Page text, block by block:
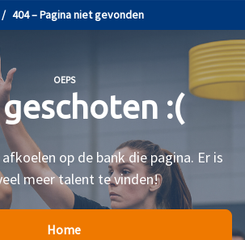
404 – Pagina niet gevonden
OEPS
:(
op de bank die pagina. Er is
meer talent te vinden!
Home